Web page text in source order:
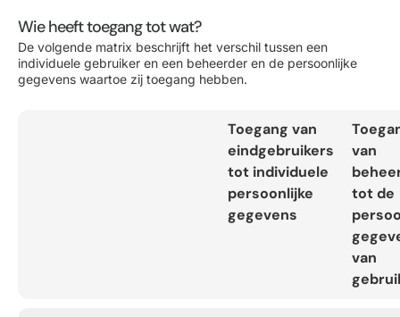
Wie heeft toegang tot wat?
De volgende matrix beschrijft het verschil tussen een
individuele gebruiker en een beheerder en de persoonlijke
gegevens waartoe zij toegang hebben.
Toegang van
eindgebruikers
tot individuele
persoonlijke
gegevens
van
tot de
van